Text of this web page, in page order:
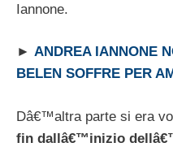
Iannone.
► ANDREA IANNONE
BELEN SOFFRE PER
Dâ€™altra parte si era
fin dallâ€™inizio